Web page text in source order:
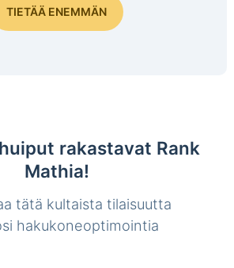
TIETÄÄ ENEMMÄN
rakastavat Rank
Mathia!
tätä kultaista tilaisuutta
hakukoneoptimointia